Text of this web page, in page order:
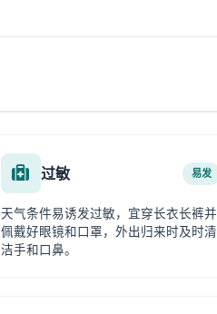
过敏 易发
天气条件易诱发过敏，宜穿长衣长裤并
佩戴好眼镜和口罩，外出归来时及时清
洁手和口鼻。